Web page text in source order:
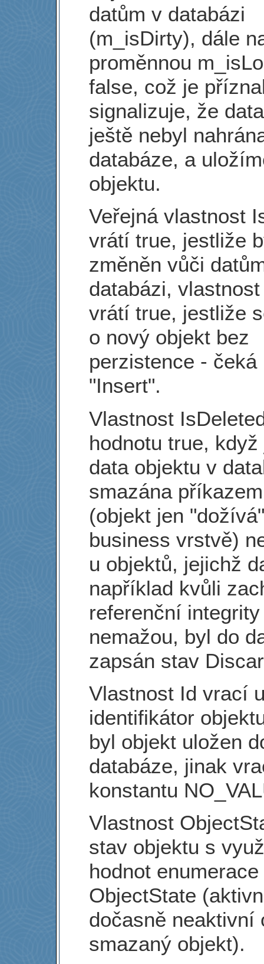
datům v databázi
(m_isDirty), dále
proměnnou
false, což je
signalizuje, že
ještě nebyl
databáze, a
objektu.
Veřejná vlastnost
vrátí true, jestliže
změněn vůči
databázi,
vrátí true, jestliže
o nový objekt bez
perzistence - čeká
"Insert".
Vlastnost
hodnotu true,
data objektu v
smazána
(objekt jen
business vrstvě)
u objektů, jejichž
například kvůli
referenční
nemažou, byl do
zapsán stav
Vlastnost Id vrací
identifikátor
byl objekt uložen
databáze, jinak
konstantu
Vlastnost
stav objektu s
hodnot enumerace
ObjectState
dočasně neaktivní
smazaný objekt).